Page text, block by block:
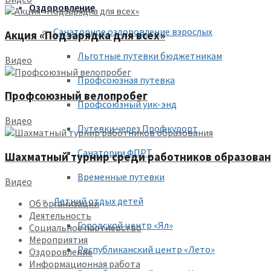
Оздоровление
Санаторное оздоровление взрослых
Льготные путевки бюджетникам
Профсоюзная путевка
Профсоюзный уик-энд
Путевки через Профкурорт
Санатории ФПРТ
Временные путевки
Летний отдых детей
Городской центр «Ял»
Республиканский центр «Лето»
Акция «Подзарядка для всех»
Видео
Профсоюзный велопробег
Видео
Шахматный турнир среди работников
Видео
Об организации
Деятельность
Социальное партнерство
Мероприятия
Оздоровление
Информационная работа